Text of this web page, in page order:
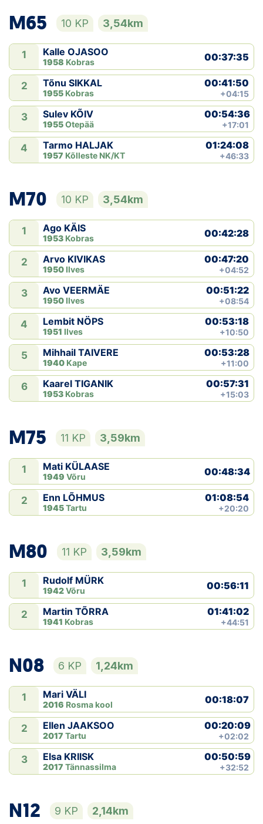
M65 10 KP 3,54km
1 Kalle OJASOO
1958 Kobras 00:37:35
2 Tõnu SIKKAL
1955 Kobras
00:41:50
+04:15
3 Sulev KÕIV
1955Otepää
00:54:36
+17:01
4 Tarmo HALJAK
1957 Kõlleste NK/KT
01:24:08
+46:33
M70 10 KP 3,54km
1 Ago KÄIS
1953 Kobras 00:42:28
2 Arvo KIVIKAS
1950 Ilves
00:47:20
+04:52
3 Avo VEERMÄE
1950 Ilves
00:51:22
+08:54
4 Lembit NÖPS
1951 Ilves
00:53:18
+10:50
5 Mihhail TAIVERE
1940 Kape
00:53:28
+11:00
6 Kaarel TIGANIK
1953 Kobras
00:57:31
+15:03
M75 11 KP 3,59km
1 Mati KÜLAASE
1949 Võru 00:48:34
2 Enn LÕHMUS
1945Tartu
01:08:54
+20:20
M80 11 KP 3,59km
1 Rudolf MÜRK
1942Võru 00:56:11
2 Martin TÕRRA
1941 Kobras
01:41:02
+44:51
N08 6 KP 1,24km
1 Mari VÄLI
2016 Rosma kool 00:18:07
2 Ellen JAAKSOO
2017 Tartu
00:20:09
+02:02
3 Elsa KRIISK
2017 Tännassilma
00:50:59
+32:52
N12 9 KP 2,14km